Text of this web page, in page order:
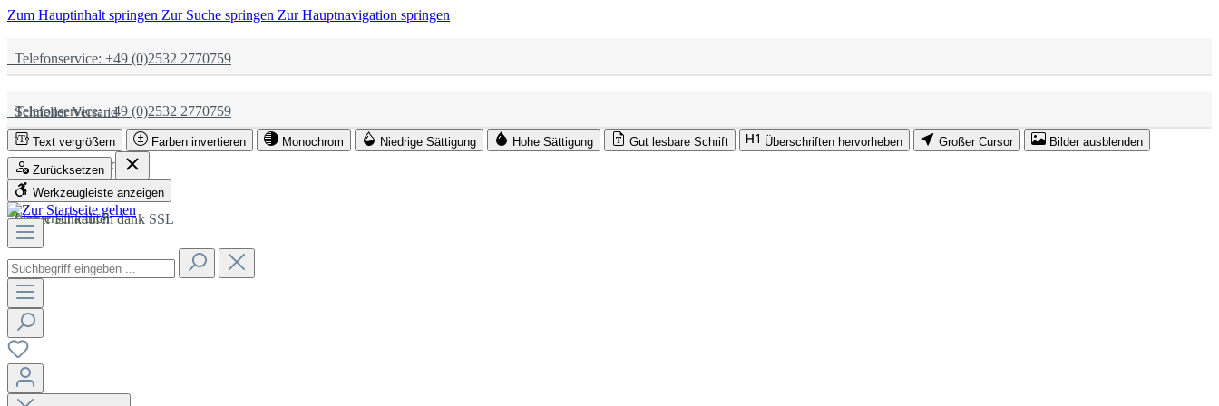
Zum Hauptinhalt springen Zur Suche springen Zur Hauptnavigation springen
Telefonservice: +49 (0)2532 2770759
Schneller Versand
Partnerschaftlich
Sicher Einkaufen dank SSL
Telefonservice: +49 (0)2532 2770759
Schneller Versand
Partnerschaftlich
Sicher Einkaufen dank SSL
Text vergrößern Farben invertieren Monochrom Niedrige Sättigung Hohe Sättigung Gut lesbare Schrift Überschriften hervorheben Großer Cursor Bilder ausblenden
Zurücksetzen
Werkzeugleiste anzeigen